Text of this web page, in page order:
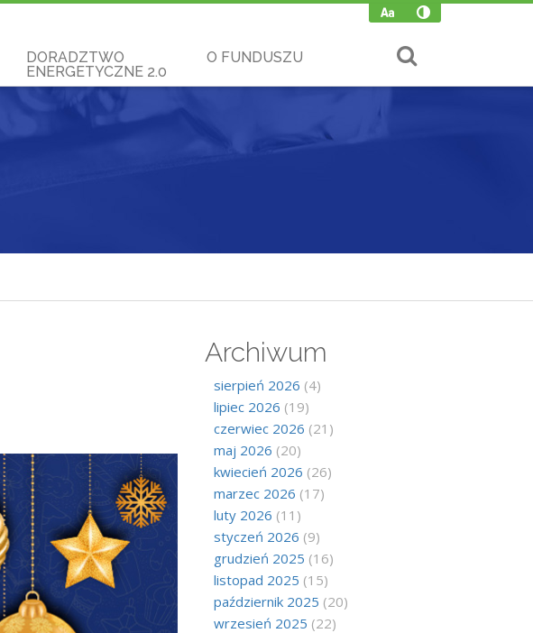
DORADZTWO
ENERGETYCZNE 2.0
O FUNDUSZU
Archiwum
sierpień 2026 (4)
lipiec 2026 (19)
czerwiec 2026 (21)
maj 2026 (20)
kwiecień 2026 (26)
marzec 2026 (17)
luty 2026 (11)
styczeń 2026 (9)
grudzień 2025 (16)
listopad 2025 (15)
październik 2025 (20)
wrzesień 2025 (22)